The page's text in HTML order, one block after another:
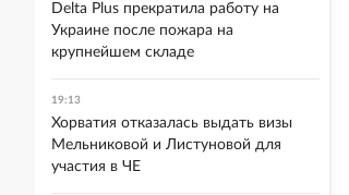
Delta Plus прекратила работу на
Украине после пожара на
крупнейшем складе
19:13
Хорватия отказалась выдать визы
Мельниковой и Листуновой для
участия в ЧЕ